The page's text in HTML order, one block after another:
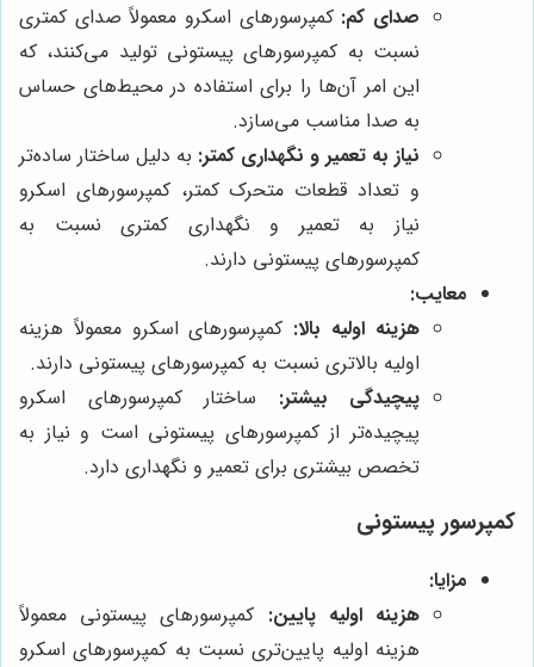
صدای کم: کمپرسورهای اسکرو معمولاً صدای کمتری
نسبت به کمپرسورهای پیستونی تولید می‌کنند، که
این امر آن‌ها را برای استفاده در محیط‌های حساس
به صدا مناسب می‌سازد.
نیاز به تعمیر و نگهداری کمتر: به دلیل ساختار ساده‌تر
و تعداد قطعات متحرک کمتر، کمپرسورهای اسکرو
نیاز به تعمیر و نگهداری کمتری نسبت به
کمپرسورهای پیستونی دارند.
معایب:
هزینه اولیه بالا: کمپرسورهای اسکرو معمولاً هزینه
اولیه بالاتری نسبت به کمپرسورهای پیستونی دارند.
پیچیدگی بیشتر: ساختار کمپرسورهای اسکرو
پیچیده‌تر از کمپرسورهای پیستونی است و نیاز به
تخصص بیشتری برای تعمیر و نگهداری دارد.
کمپرسور پیستونی
مزایا:
هزینه اولیه پایین: کمپرسورهای پیستونی معمولاً
هزینه اولیه پایین‌تری نسبت به کمپرسورهای اسکرو